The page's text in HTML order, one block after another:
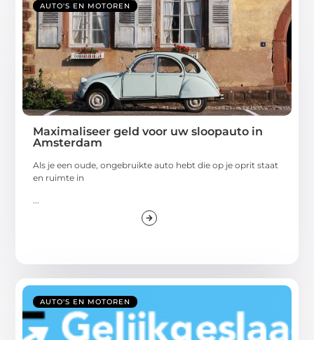
AUTO'S EN MOTOREN
Maximaliseer geld voor uw sloopauto in
Amsterdam
Als je een oude, ongebruikte auto hebt die op je oprit staat
en ruimte in
...
AUTO'S EN MOTOREN